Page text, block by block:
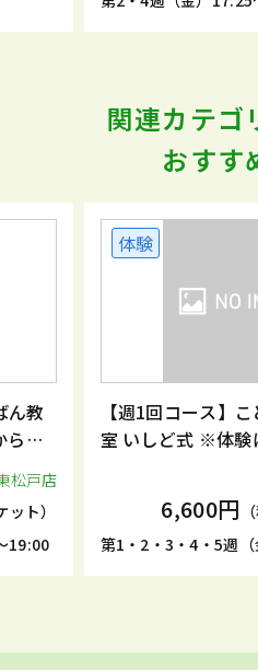
関連カテゴ
おすす
ん教
らお
松戸店
ト）
19:00
体験
【週1回コース】
室 いしど式 ※体験
6,600円
第1・2・3・4・5週